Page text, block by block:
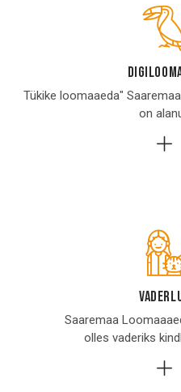
Tükike loomaaeda"
on
Saaremaa
olles vaderiks